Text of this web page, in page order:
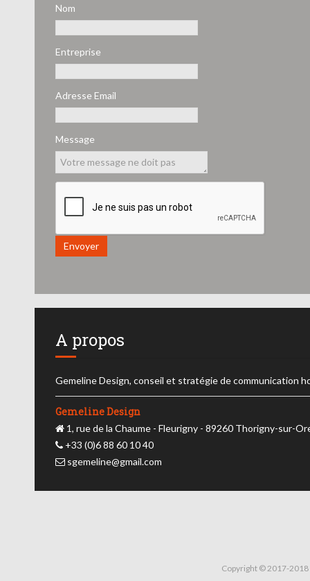
Nom
Entreprise
Adresse Email
Message
Envoyer
A propos
Gemeline Design, conseil et stratégie de communication
Gemeline Design
1, rue de la Chaume - Fleurigny - 89260 Thorigny-sur-
+33 (0)6 88 60 10 40
sgemeline@gmail.com
Copyright © 2017-